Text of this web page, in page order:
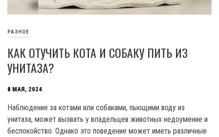
РАЗНОЕ
КАК ОТУЧИТЬ КОТА И СОБАКУ ПИТЬ ИЗ
УНИТАЗА?
8 МАЯ, 2024
Наблюдение за котами или собаками, пьющими воду из
унитаза, может вызвать у владельцев животных недоумение и
беспокойство. Однако это поведение может иметь различные